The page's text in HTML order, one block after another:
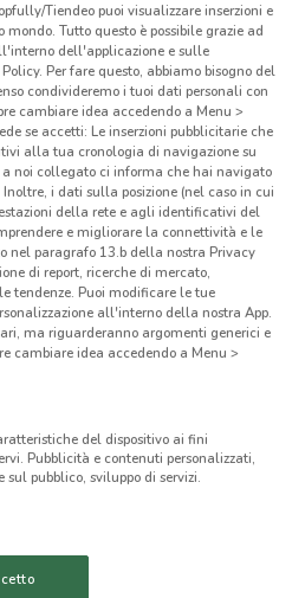
Car Clinic,
Tiendeo puoi visualizzare inserzioni e
Tutto questo è possibile grazie ad
dell'applicazione e sulle
Per fare questo, abbiamo bisogno del
condivideremo i tuoi dati personali con
cambiare idea accedendo a Menu >
se accetti: Le inserzioni pubblicitarie che
alla tua cronologia di navigazione su
a noi collegato ci informa che hai navigato
i dati sulla posizione (nel caso in cui
della rete e agli identificativi del
e migliorare la connettività e le
nel paragrafo 13.b della nostra Privacy
di report, ricerche di mercato,
tendenze. Puoi modificare le tue
all'interno della nostra App.
ma riguarderanno argomenti generici e
cambiare idea accedendo a Menu >
del dispositivo ai fini
Pubblicità e contenuti personalizzati,
pubblico, sviluppo di servizi.